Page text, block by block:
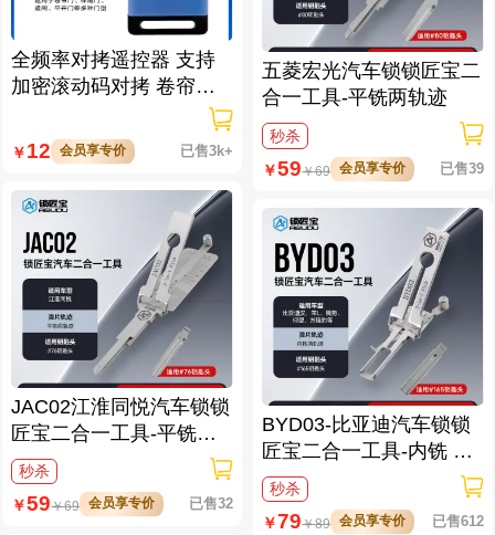
全频率对拷遥控器 支持
加密滚动码对拷 卷帘门/
￥12 会员享专价 已售3k+
JAC02江淮同悦汽车锁锁
匠宝二合一工具-平铣两
轨迹
秒杀
￥59￥69 会员享专价 已售32
五菱宏光汽车锁锁匠宝二
合一工具-平铣两轨迹
秒杀
￥59￥69 会员享专价 已售39
BYD03-比亚迪汽车锁锁
匠宝二合一工具-内铣 适
用比亚迪汉/宋L/腾势/仰
望/方程豹等
秒杀
￥79￥89 会员享专价 已售612